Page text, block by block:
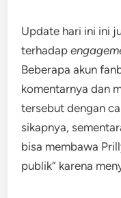
Update hari ini ini
terhadap
Beberapa akun
komentarnya dan
tersebut dengan
sikapnya,
bisa membawa
publik” karena